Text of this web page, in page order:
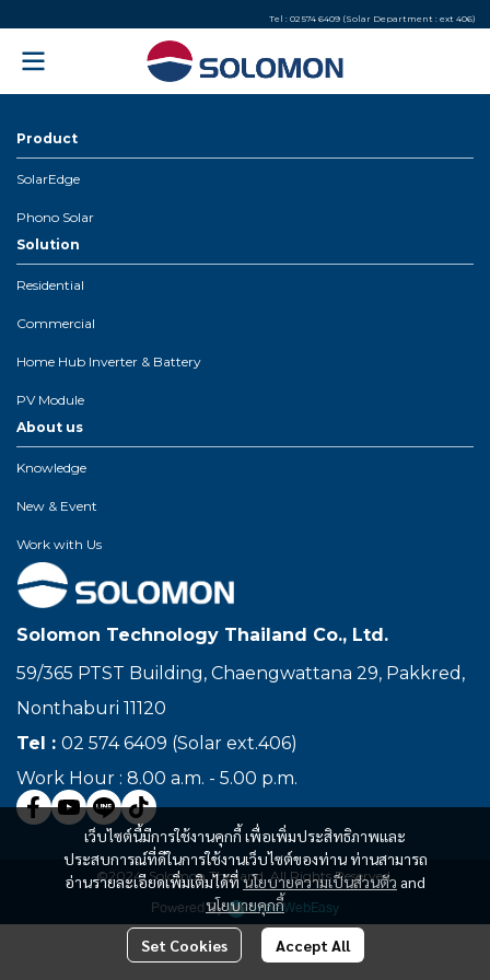
Tel : 02 574 6409 (Solar Department : ext 406)
เว็บไซต์นี้มีการใช้งานคุกกี้ เพื่อเพิ่มประสิทธิภาพและ
ประสบการณ์ที่ดีในการใช้งานเว็บไซต์ของท่าน ท่านสามารถ
อ่านรายละเอียดเพิ่มเติมได้ที่นโยบายความเป็นส่วนตัว and
นโยบายคุกกี้
Set Cookies Accept All
Product
SolarEdge
Phono Solar
Solution
Residential
Commercial
Home Hub Inverter & Battery
PV Module
About us
Knowledge
New & Event
Work with Us
Solomon Technology Thailand Co., Ltd.
59/365 PTST Building, Chaengwattana 29, Pakkred,
Nonthaburi 11120
Tel : 02 574 6409 (Solar ext.406)
Work Hour : 8.00 a.m. - 5.00 p.m.
©2024, Solomon Thailand, All Rights Reserved.
Powered By MakeWebEasy